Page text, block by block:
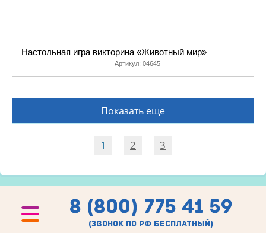
Настольная игра викторина «Животный мир»
Артикул: 04645
Показать еще
1 2 3
8 (800) 775 41 59
(звонок по рф бесплатный)